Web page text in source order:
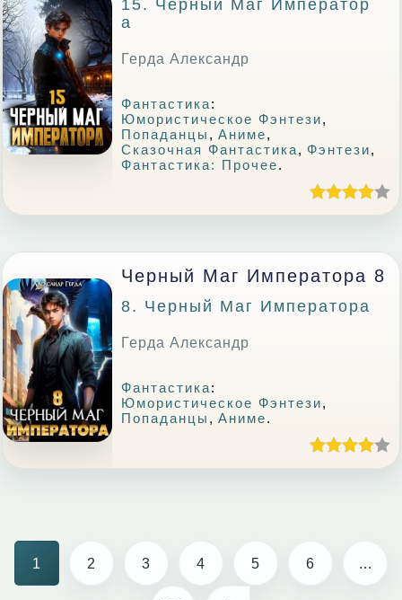
15. Черный Маг Император
А
Герда Александр
Фантастика:
Юмористическое Фэнтези,
Попаданцы ,Аниме,
Сказочная Фантастика, Фэнтези,
Фантастика: Прочее.
Черный Маг Императора 8
8. Черный Маг Императора
Герда Александр
Фантастика:
Юмористическое Фэнтези,
Попаданцы ,Аниме.
1 2 3 4 5 6 ...